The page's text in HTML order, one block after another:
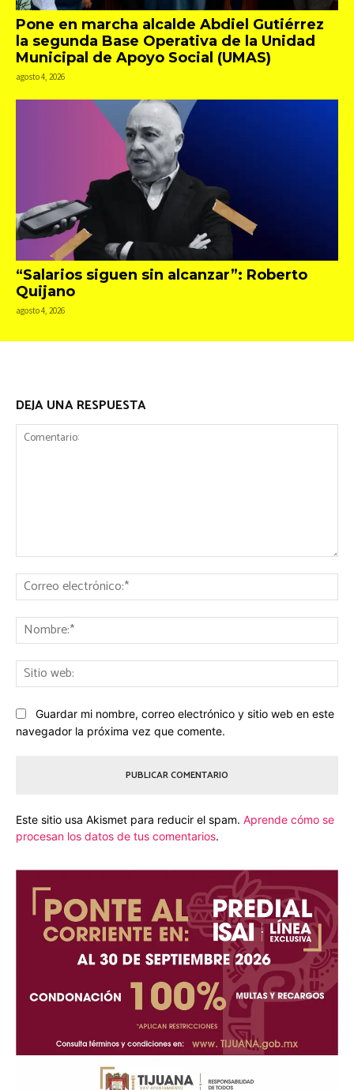
Pone en marcha alcalde Abdiel Gutiérrez
la segunda Base Operativa de la Unidad
Municipal de Apoyo Social (UMAS)
agosto 4, 2026
“Salarios siguen sin alcanzar”: Roberto
Quijano
agosto 4, 2026
DEJA UNA RESPUESTA
Guardar mi nombre, correo electrónico y sitio web en este
navegador la próxima vez que comente.
Este sitio usa Akismet para reducir el spam. Aprende cómo se
procesan los datos de tus comentarios.